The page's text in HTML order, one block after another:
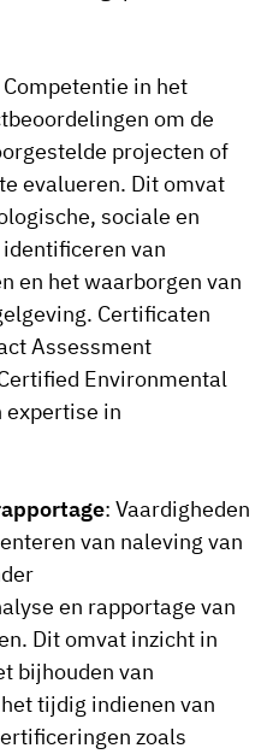
Competentie in het
om de
projecten of
evalueren. Dit omvat
sociale en
van
en het waarborgen van
Certificaten
Assessment
Environmental
expertise in
: Vaardigheden
van naleving van
en rapportage van
Dit omvat inzicht in
bijhouden van
tijdig indienen van
zoals